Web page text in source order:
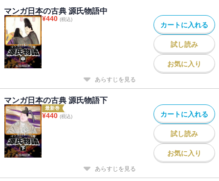
マンガ日本の古典 源氏物語中
¥440 (税込)
カートに入れる
試し読み
お気に入り
あらすじを見る
マンガ日本の古典 源氏物語下
最新巻
¥440 (税込) カートに入れる
試し読み
お気に入り
あらすじを見る